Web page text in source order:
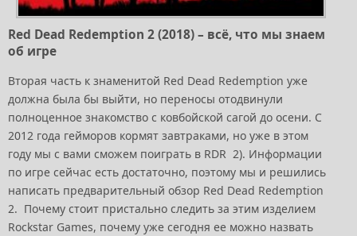
Red Dead Redemption 2 (2018) – всё, что мы знаем
об игре
Вторая часть к знаменитой Red Dead Redemption уже
должна была бы выйти, но переносы отодвинули
полноценное знакомство с ковбойской сагой до осени. С
2012 года гейморов кормят завтраками, но уже в этом
году мы с вами сможем поиграть в RDR 2). Информации
по игре сейчас есть достаточно, поэтому мы и решились
написать предварительный обзор Red Dead Redemption
2. Почему стоит пристально следить за этим изделием
Rockstar Games, почему уже сегодня ее можно назвать